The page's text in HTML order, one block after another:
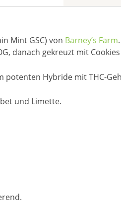
Mint GSC) von Barney’s Farm.
danach gekreuzt mit
Hybride mit THC-
und Limette.